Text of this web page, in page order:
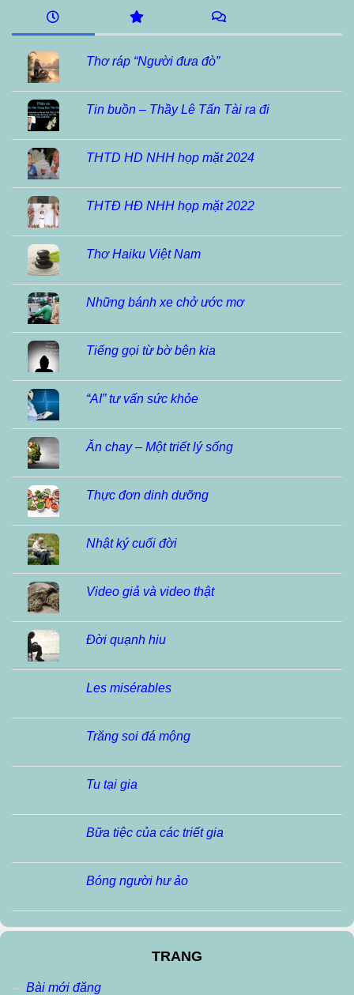
Thơ ráp “Người đưa đò”
Tin buồn – Thầy Lê Tấn Tài ra đi
THTD HD NHH họp mặt 2024
THTĐ HĐ NHH họp mặt 2022
Thơ Haiku Việt Nam
Những bánh xe chở ước mơ
Tiếng gọi từ bờ bên kia
“AI” tư vấn sức khỏe
Ăn chay – Một triết lý sống
Thực đơn dinh dưỡng
Nhật ký cuối đời
Video giả và video thật
Đời quạnh hiu
Les misérables
Trăng soi đá mộng
Tu tại gia
Bữa tiệc của các triết gia
Bóng người hư ảo
TRANG
Bài mới đăng